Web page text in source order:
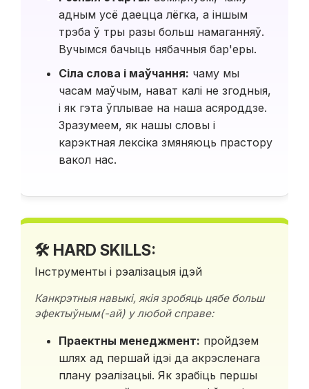
адным усё даецца лёгка, а іншым
трэба ў тры разы больш намаганняў.
Вучымся бачыць нябачныя бар'еры.
Сіла слова і маўчання: чаму мы
часам маўчым, нават калі не згодныя,
і як гэта ўплывае на наша асяроддзе.
Зразумеем, як нашы словы і
карэктная лексіка змяняюць прастору
вакол нас.
🛠 HARD SKILLS:
Інструменты і рэалізацыя ідэй
Канкрэтныя навыкі, якія зробяць цябе больш
эфектыўным(-ай) у любой справе:
Праектны менеджмент: пройдзем
шлях ад першай ідэі да акрэсленага
плану рэалізацыі. Як зрабіць першы